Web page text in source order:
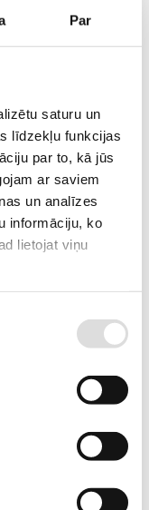
Par
saturu un
līdzekļu funkcijas
par to, kā jūs
ar saviem
un analīzes
informāciju, ko
lietojat viņu
Pieejams pēc pasūtījuma
211400443
2 nedēļas
PIEDĀVĀJUMU